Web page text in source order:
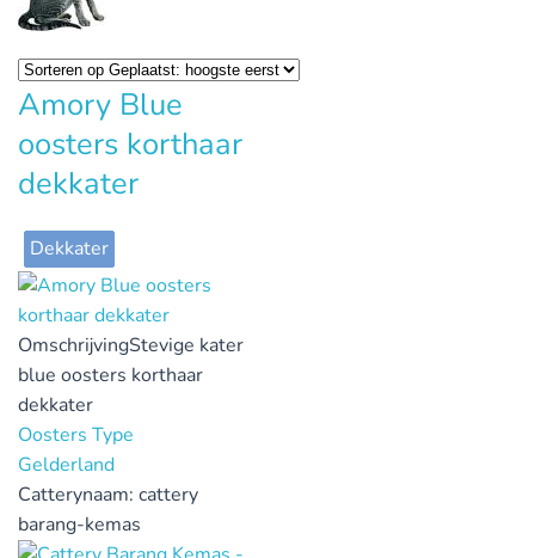
Amory Blue
oosters korthaar
dekkater
Dekkater
OmschrijvingStevige kater
blue oosters korthaar
dekkater
Oosters Type
Gelderland
Catterynaam: cattery
barang-kemas